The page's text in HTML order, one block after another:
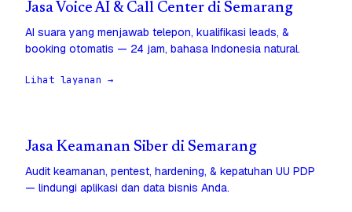
Jasa Voice AI & Call Center di Semarang
AI suara yang menjawab telepon, kualifikasi leads, &
booking otomatis — 24 jam, bahasa Indonesia natural.
Lihat layanan →
Jasa Keamanan Siber di Semarang
Audit keamanan, pentest, hardening, & kepatuhan UU PDP
— lindungi aplikasi dan data bisnis Anda.